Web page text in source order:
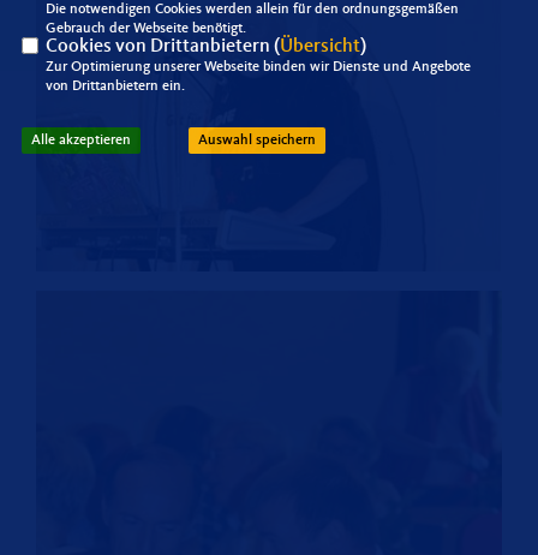
Die notwendigen Cookies werden allein für den ordnungsgemäßen
Gebrauch der Webseite benötigt.
Cookies von Drittanbietern (Übersicht)
Zur Optimierung unserer Webseite binden wir Dienste und Angebote
von Drittanbietern ein.
Alle akzeptieren Auswahl speichern